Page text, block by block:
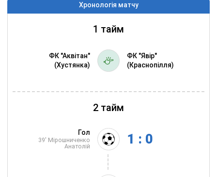
Хронологія матчу
1 тайм
ФК "Аквітан"
(Хустянка)
ФК "Явір"
(Краснопілля)
2 тайм
Гол
39' Мірошниченко
Анатолій
1 : 0